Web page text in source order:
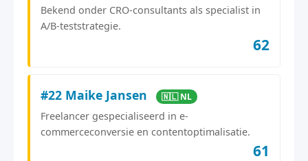
Bekend onder CRO-consultants als specialist in
A/B-teststrategie.
62
#22 Maike Jansen 🇳🇱 NL
Freelancer gespecialiseerd in e-
commerceconversie en contentoptimalisatie.
61